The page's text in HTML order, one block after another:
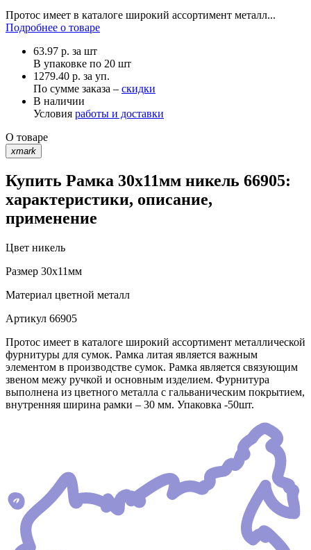
Протос имеет в каталоге широкий ассортимент металл...
Подробнее о товаре
63.97 р. за шт
В упаковке по 20 шт
1279.40 р. за уп.
По сумме заказа – скидки
В наличии
Условия работы и доставки
О товаре
xmark
Купить Рамка 30х11мм никель 66905:
характеристики, описание,
применение
Цвет никель
Размер 30х11мм
Материал цветной металл
Артикул 66905
Протос имеет в каталоге широкий ассортимент металлической
фурнитуры для сумок. Рамка литая является важным
элементом в производстве сумок. Рамка является связующим
звеном межу ручкой и основным изделием. Фурнитура
выполнена из цветного металла с гальваническим покрытием,
внутренняя ширина рамки – 30 мм. Упаковка -50шт.